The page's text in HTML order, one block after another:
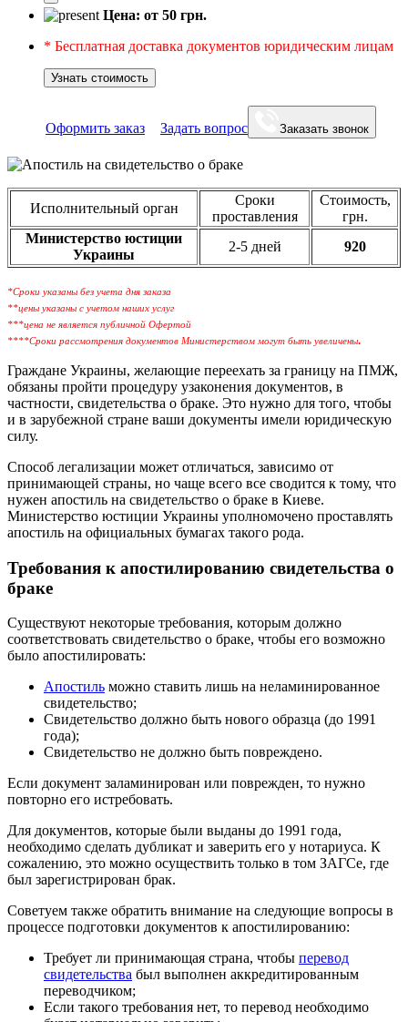
Цена: от 50 грн.
* Бесплатная доставка документов юридическим лицам
Узнать стоимость
Оформить заказ Задать вопрос Заказать звонок
Исполнительный орган
Сроки
проставления
Стоимость,
грн.
Министерство юстиции
Украины
2-5 дней 920
*Сроки указаны без учета дня заказа
**цены указаны с учетом наших услуг
***цена не является публичной Офертой
****Сроки рассмотрения документов Министерством могут быть увеличены.
Граждане Украины, желающие переехать за границу на ПМЖ,
обязаны пройти процедуру узаконения документов, в
частности, свидетельства о браке. Это нужно для того, чтобы
и в зарубежной стране ваши документы имели юридическую
силу.
Способ легализации может отличаться, зависимо от
принимающей страны, но чаще всего все сводится к тому, что
нужен апостиль на свидетельство о браке в Киеве.
Министерство юстиции Украины уполномочено проставлять
апостиль на официальных бумагах такого рода.
Требования к апостилированию свидетельства о
браке
Существуют некоторые требования, которым должно
соответствовать свидетельство о браке, чтобы его возможно
было апостилировать:
Апостиль можно ставить лишь на неламинированное
свидетельство;
Свидетельство должно быть нового образца (до 1991
года);
Свидетельство не должно быть повреждено.
Если документ заламинирован или поврежден, то нужно
повторно его истребовать.
Для документов, которые были выданы до 1991 года,
необходимо сделать дубликат и заверить его у нотариуса. К
сожалению, это можно осуществить только в том ЗАГСе, где
был зарегистрирован брак.
Советуем также обратить внимание на следующие вопросы в
процессе подготовки документов к апостилированию:
Требует ли принимающая страна, чтобы перевод
свидетельства был выполнен аккредитированным
переводчиком;
Если такого требования нет, то перевод необходимо